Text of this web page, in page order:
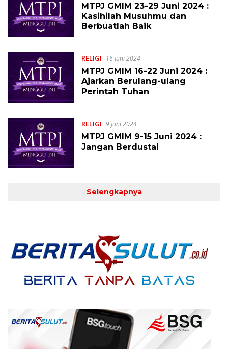
MTPJ GMIM 23-29 Juni 2024 :
Kasihilah Musuhmu dan
Berbuatlah Baik
RELIGI 16 Juni 2024
MTPJ GMIM 16-22 Juni 2024 :
Ajarkan Berulang-ulang
Perintah Tuhan
RELIGI 9 Juni 2024
MTPJ GMIM 9-15 Juni 2024 :
Jangan Berdusta!
Selengkapnya